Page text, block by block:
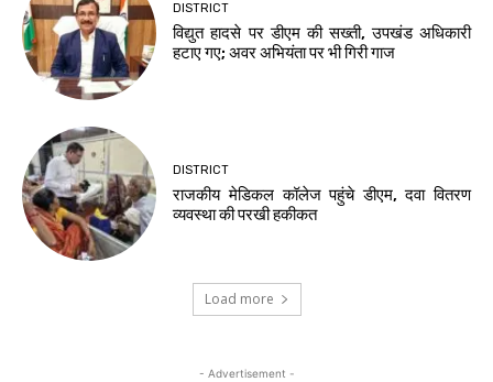
DISTRICT
विद्युत हादसे पर डीएम की सख्ती, उपखंड अधिकारी
हटाए गए; अवर अभियंता पर भी गिरी गाज
DISTRICT
राजकीय मेडिकल कॉलेज पहुंचे डीएम, दवा वितरण
व्यवस्था की परखी हकीकत
Load more
- Advertisement -